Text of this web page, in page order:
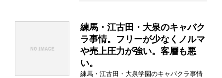
練馬・江古田・大泉のキャバク
ラ事情。フリーが少なくノルマ
や売上圧力が強い。客層も悪
い。
練馬・江古田・大泉学園のキャバクラ事情